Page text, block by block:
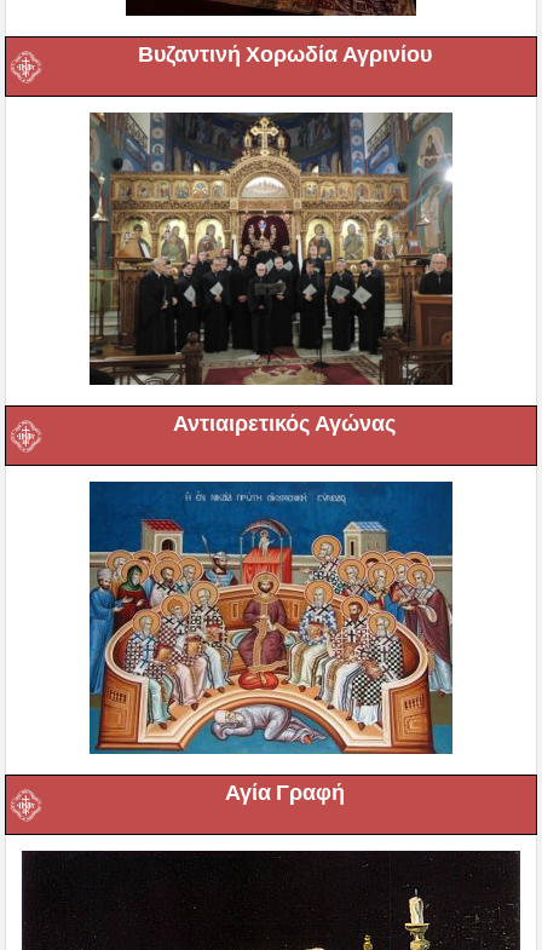
Βυζαντινή Χορωδία Αγρινίου
Αντιαιρετικός Αγώνας
Αγία Γραφή